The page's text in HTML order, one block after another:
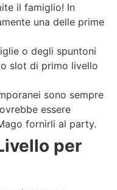
il famiglio! In
una delle prime
o degli spuntoni
slot di primo livello
sono sempre
essere
fornirli al party.
per